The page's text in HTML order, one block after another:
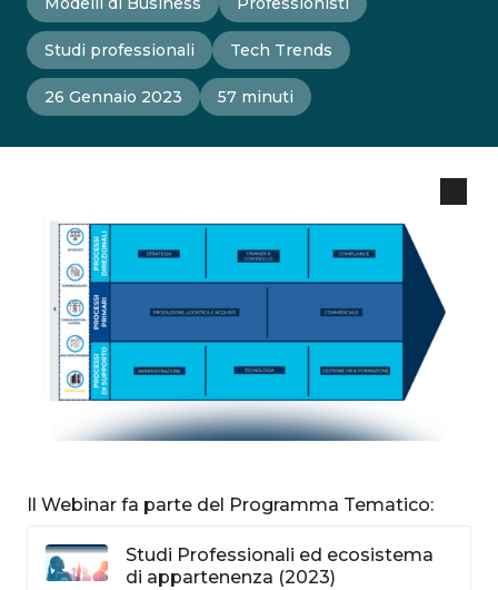
Studi professionali Tech Trends
26 Gennaio 2023 57 minuti
Il Webinar fa parte del Programma Tematico:
Studi Professionali ed ecosistema
di appartenenza (2023)